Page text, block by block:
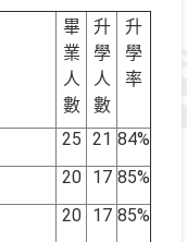
畢
業
人
數
升
學
人
數
升
學
率
25 21 84%
20 17 85%
20 17 85%